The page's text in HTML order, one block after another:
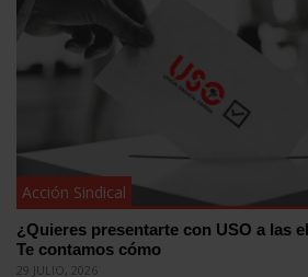
Acción Sindical
¿Quieres presentarte con USO a las
Te contamos cómo
29 JULIO, 2026